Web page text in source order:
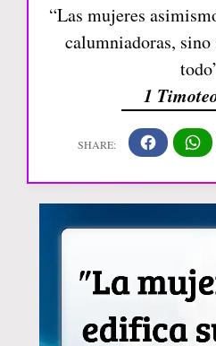
“Las mujeres
calumniadoras,
1